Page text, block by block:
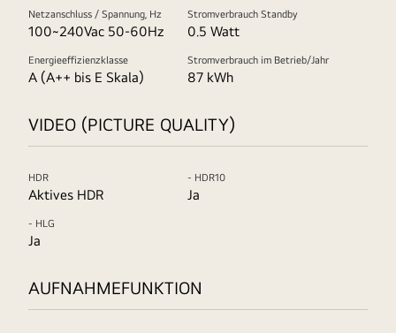
Netzanschluss / Spannung, Hz
100~240Vac 50-60Hz
Stromverbrauch Standby
0.5 Watt
Energieeffizienzklasse
A (A++ bis E Skala)
Stromverbrauch im Betrieb/Jahr
87 kWh
VIDEO (PICTURE QUALITY)
HDR
Aktives HDR
- HDR10
Ja
- HLG
Ja
AUFNAHMEFUNKTION